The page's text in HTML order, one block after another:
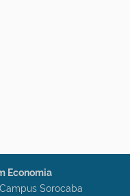
Economia
Sorocaba